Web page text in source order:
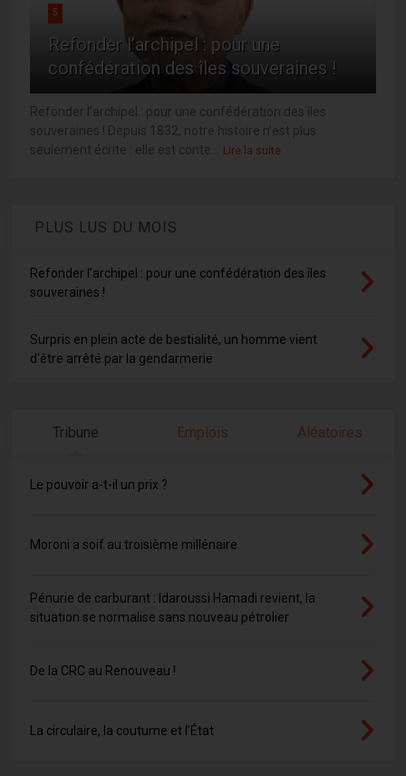
5
Refonder l’archipel : pour une
confédération des îles souveraines !
Refonder l’archipel : pour une confédération des îles
souveraines ! Depuis 1832, notre histoire n’est plus
seulement écrite : elle est conte...
Lire la suite
PLUS LUS DU MOIS
Refonder l’archipel : pour une confédération des îles
souveraines !
Surpris en plein acte de bestialité, un homme vient
d'être arrêté par la gendarmerie
Tribune Emplois Aléatoires
Le pouvoir a-t-il un prix ?
Moroni a soif au troisième millénaire
Pénurie de carburant : Idaroussi Hamadi revient, la
situation se normalise sans nouveau pétrolier
De la CRC au Renouveau !
La circulaire, la coutume et l’État